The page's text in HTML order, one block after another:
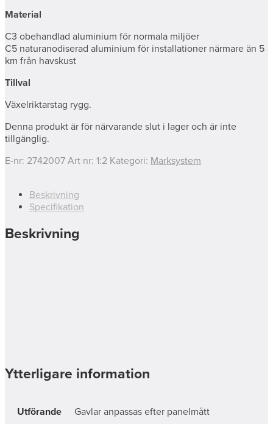
Material
C3 obehandlad aluminium för normala miljöer
C5 naturanodiserad aluminium för installationer närmare än 5
km från havskust
Tillval
Växelriktarstag rygg.
Denna produkt är för närvarande slut i lager och är inte
tillgänglig.
E-nr: 2742007 Art nr: 1:2 Kategori: Marksystem
Beskrivning
Specifikation
Beskrivning
Ytterligare information
Utförande Gavlar anpassas efter panelmått